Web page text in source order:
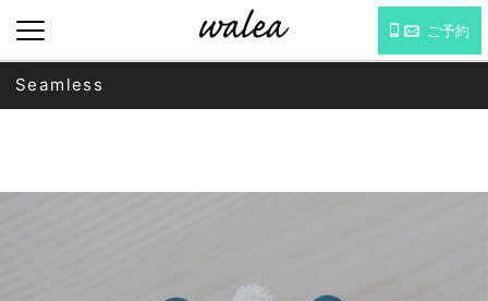
ご予約
Seamless